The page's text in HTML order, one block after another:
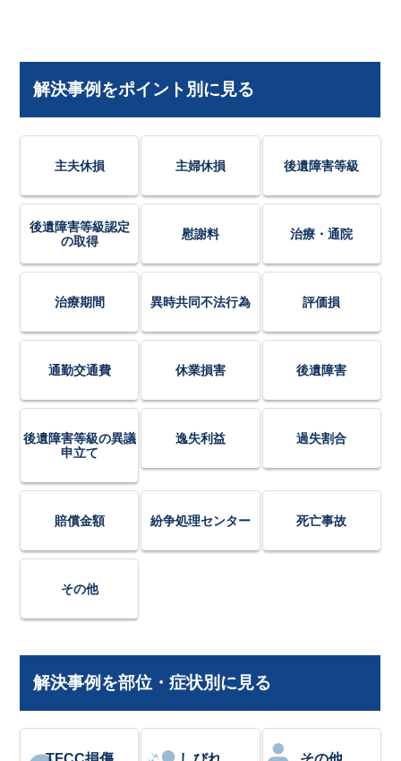
解決事例をポイント別に見る
主夫休損 主婦休損 後遺障害等級
後遺障害等級認定
の取得
慰謝料 治療・通院
治療期間 異時共同不法行為 評価損
通勤交通費 休業損害 後遺障害
後遺障害等級の異議
申立て
逸失利益 過失割合
賠償金額 紛争処理センター 死亡事故
その他
解決事例を部位・症状別に見る